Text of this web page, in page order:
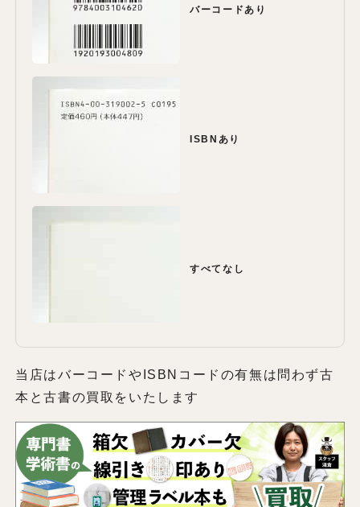
バーコードあり
ISBNあり
すべてなし
当店はバーコードやISBNコードの有無は問わず古
本と古書の買取をいたします